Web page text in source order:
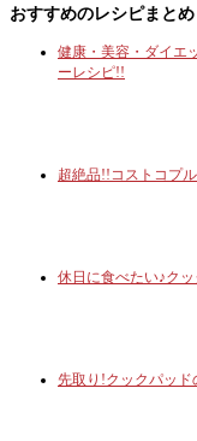
おすすめのレシピまとめ
健康・美容・ダイエ
ーレシピ!!
超絶品!!コストコプ
休日に食べたい♪ク
先取り!クックパッ